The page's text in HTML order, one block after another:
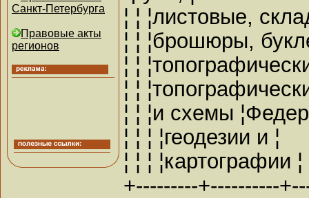
Санкт-Петербурга
Правовые акты
регионов
¦ ¦ ¦листовые,
¦ ¦ ¦брошюры,
¦ ¦
¦ ¦
¦ ¦ ¦и схемы
¦ ¦ ¦ ¦геодезии и ¦
¦ ¦ ¦ ¦картографии ¦
+---------+----------